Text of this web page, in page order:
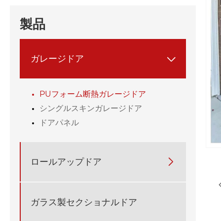
製品
ガレージドア 
PUフォーム断熱ガレージドア
シングルスキンガレージドア
ドアパネル
ロールアップドア 
ガラス製セクショナルドア